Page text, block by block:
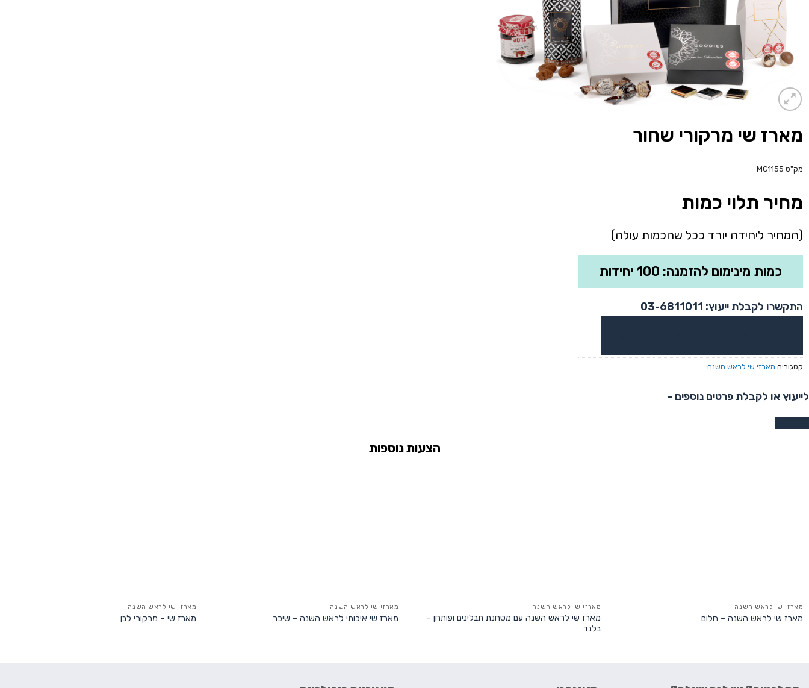
מארז שי מרקורי שחור
מק"ט MG1155
מחיר תלוי כמות
(המחיר ליחידה יורד ככל שהכמות עולה)
כמות מינימום להזמנה: 100 יחידות
התקשרו לקבלת ייעוץ: 03-6811011
קטגוריה מארזי שי לראש השנה
לייעוץ או לקבלת פרטים נוספים -
מארזי שי לראש השנה
מארז שי לראש השנה – חלום
מארזי שי לראש השנה
מארז שי לראש השנה עם מטחנת תבלינים ופותחן –
בלנד
מארזי שי לראש השנה
מארז שי איכותי לראש השנה – שיכר
מארזי שי לראש השנה
מארז שי – מרקורי לבן